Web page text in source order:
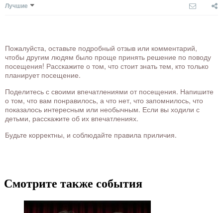
Лучшие
Пожалуйста, оставьте подробный отзыв или комментарий,
чтобы другим людям было проще принять решение по поводу
посещения! Расскажите о том, что стоит знать тем, кто только
планирует посещение.
Поделитесь с своими впечатлениями от посещения. Напишите
о том, что вам понравилось, а что нет, что запомнилось, что
показалось интересным или необычным. Если вы ходили с
детьми, расскажите об их впечатлениях.
Будьте корректны, и соблюдайте правила приличия.
Смотрите также события